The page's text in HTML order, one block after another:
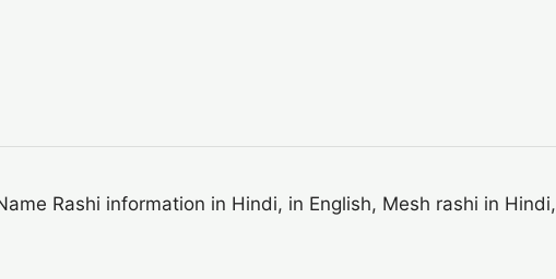
Rashi information in Hindi, in English, Mesh rashi in Hindi,